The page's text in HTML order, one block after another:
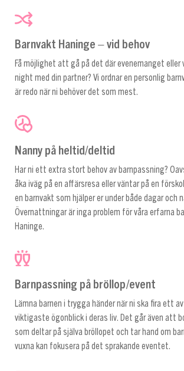
Barnvakt Haninge – vid behov
Få möjlighet att gå på det där evenemanget eller
night med din partner? Vi ordnar en personlig
är redo när ni behöver det som mest.
Nanny på heltid/deltid
Har ni ett extra stort behov av barnpassning?
åka iväg på en affärsresa eller väntar på en
en barnvakt som hjälper er under både dagar och
Övernattningar är inga problem för våra erfarna
Haninge.
Barnpassning på bröllop/event
Lämna barnen i trygga händer när ni ska fira ett
viktigaste ögonblick i deras liv. Det går även att
som deltar på själva bröllopet och tar hand om
vuxna kan fokusera på det sprakande eventet.